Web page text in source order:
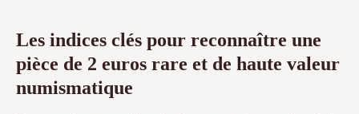
Les indices clés pour reconnaître une
pièce de 2 euros rare et de haute valeur
numismatique